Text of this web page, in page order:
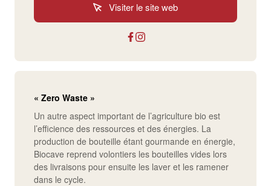
Visiter le site web
« Zero Waste »
Un autre aspect important de l’agriculture bio est
l’efficience des ressources et des énergies. La
production de bouteille étant gourmande en énergie,
Biocave reprend volontiers les bouteilles vides lors
des livraisons pour ensuite les laver et les ramener
dans le cycle.